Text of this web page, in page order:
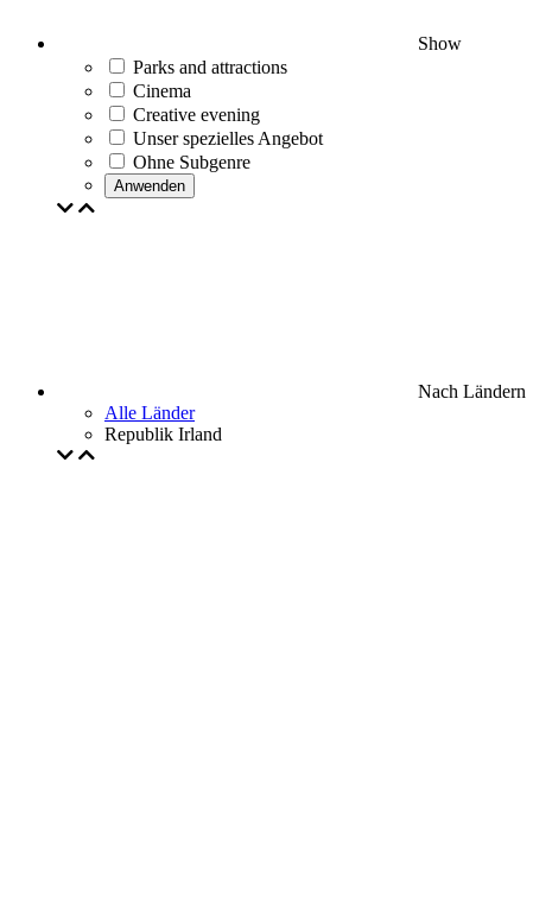
Show
Parks and attractions
Cinema
Creative evening
Unser spezielles Angebot
Ohne Subgenre
Anwenden
Nach Ländern
Alle Länder
Republik Irland